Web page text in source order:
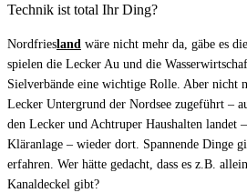
Technik ist total Ihr Ding?
Nordfriesland wäre nicht mehr da, gäbe es
spielen die Lecker Au und die
Sielverbände eine wichtige Rolle. Aber nicht
Lecker Untergrund der Nordsee zugeführt –
den Lecker und Achtruper Haushalten landet
Kläranlage – wieder dort. Spannende Dinge
erfahren. Wer hätte gedacht, dass es z.B.
Kanaldeckel gibt?